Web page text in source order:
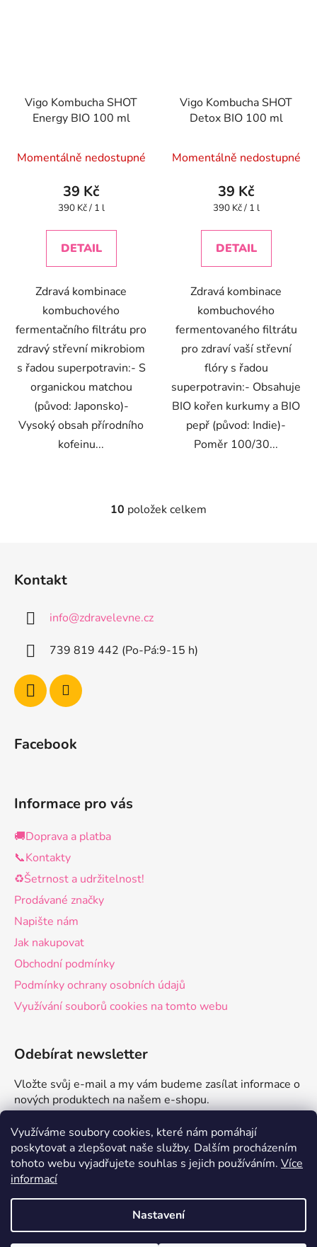
Využíváme soubory cookies, které nám pomáhají
poskytovat a zlepšovat naše služby. Dalším procházením
tohoto webu vyjadřujete souhlas s jejich používáním. Více
informací
Nastavení
Vigo Kombucha SHOT
Energy BIO 100 ml
Momentálně nedostupné
39 Kč
Měrná
390 Kč / 1 l
DETAIL
Zdravá kombinace
kombuchového
fermentačního filtrátu pro
zdravý střevní mikrobiom
s řadou superpotravin:- S
organickou matchou
(původ: Japonsko)-
Vysoký obsah přírodního
kofeinu...
Vigo Kombucha SHOT
Detox BIO 100 ml
Momentálně nedostupné
39 Kč
Měrná
390 Kč / 1 l
DETAIL
Zdravá kombinace
kombuchového
fermentovaného filtrátu
pro zdraví vaší střevní
flóry s řadou
superpotravin:- Obsahuje
BIO kořen kurkumy a BIO
pepř (původ: Indie)-
Poměr 100/30...
O
p
r
10 položek celkem
Kontakt
info@zdravelevne.cz
739 819 442 (Po-Pá:9-15 h)
Facebook
Informace pro vás
🚚Doprava a platba
📞Kontakty
♻️Šetrnost a udržitelnost!
Prodávané značky
Napište nám
Jak nakupovat
Obchodní podmínky
Podmínky ochrany osobních údajů
Využívání souborů cookies na tomto webu
Odebírat newsletter
Vložte svůj e-mail a my vám budeme zasílat informace o
nových produktech na našem e-shopu.
E-mail
PŘIHLÁSIT SE